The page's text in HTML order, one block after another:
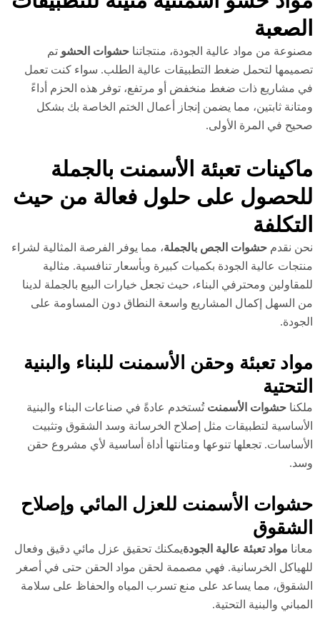
من مواد عالية الجودة، منتجاتناحشوات الحشوتم
لتحمل ضغط التطبيقات عالية الطلب. سواء كنت تعمل
مشاريع ذات ضغط منخفض أو مرتفع، توفر هذه الحزم أداءً
ثابتين، مما يضمن إنجاز أعمال الختم الخاصة بك بشكل
في المرة الأولى.
تعبئة الأسمنت بالجملة
على حلول فعالة من حيث
نقدمحشوات الجص بالجملة، مما يوفر الفرصة المثالية لشراء
عالية الجودة بكميات كبيرة وبأسعار تنافسية. مثالية
ومحترفي البناء، حيث تجعل خيارات البيع بالجملة لدينا
السهل إكمال المشاريع واسعة النطاق دون المساومة على
تعبئة وحقن الأسمنت للبناء والبنية
حشوات الأسمنتتُستخدم عادةً في صناعات البناء والبنية
لتطبيقات مثل إصلاح الخرسانة وسد الشقوق وتثبيت
تجعلها تنوعها ومتانتها أداة أساسية لأي مشروع حقن
الأسمنت للعزل المائي وإصلاح
مواد تعبئة عالية الجودةيمكنك تحقيق عزل مائي دقيق وفعال
الخرسانية. فهي مصممة لحقن مواد الحقن حتى في أصغر
مما يساعد على منع تسرب المياه والحفاظ على سلامة
والبنية التحتية.